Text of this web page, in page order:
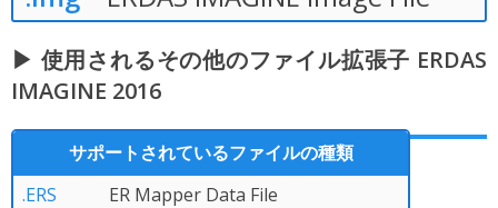
▶ 使用されるその他のファイル拡張子 ERDAS
IMAGINE 2016
サポートされているファイルの種類
.ERS
ER Mapper Data File